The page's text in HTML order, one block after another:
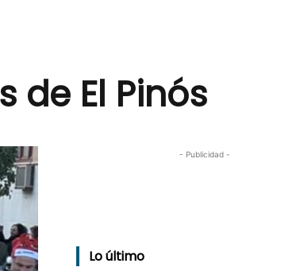
de El Pinós
- Publicidad -
Lo último